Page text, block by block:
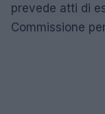
prevede atti di
Commissione